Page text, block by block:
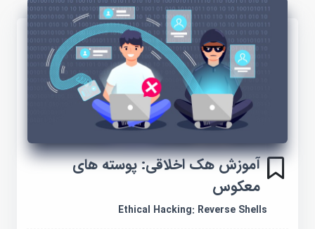
آموزش هک اخلاقی: پوسته های
معکوس
Ethical Hacking: Reverse Shells